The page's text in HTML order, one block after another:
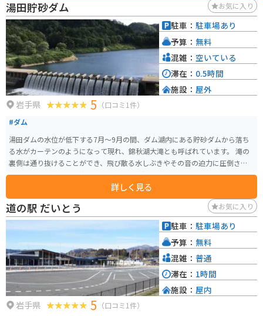
イクで訪れる際は、広い駐車場があるので安心です。周辺には、宮沢賢治童
話村や花巻温泉郷など、観光スポットも充実しています。道の駅 はなまき西
南を拠点に、花巻観光を楽しんでみてはいかがでしょうか。
湯田貯砂ダム お気に入り
岩手県 5 （口コミ1件）
#ダム
湯田ダムの水位が低下する7月～9月の間、ダム湖内にある貯砂ダムから落ち
る水がカーテンのようになって現れ、錦秋湖大滝とも呼ばれています。 滝の
裏側は通り抜けることができ、飛び散る水しぶきやその音の迫力に圧倒され
ます。暑い季節には、涼を求めて訪れる気持ちが良いです。
詳しく見る
駐車： 駐車場あり
予算： 無料
混雑： 空いている
滞在： 0.5時間
施設： 屋外
道の駅 だいとう お気に入り
岩手県 5 （口コミ1件）
駐車： 駐車場あり
予算： 無料
混雑： 普通
滞在： 1時間
施設： 屋内